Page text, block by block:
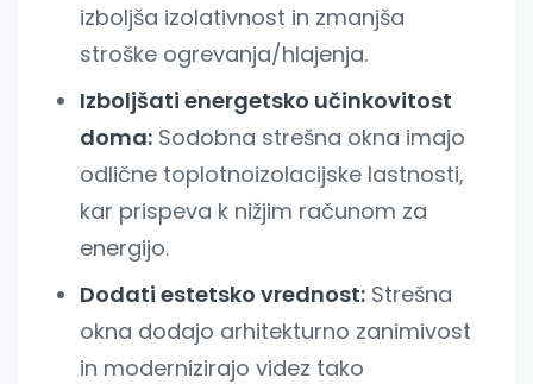
izboljša izolativnost in zmanjša
stroške ogrevanja/hlajenja.
Izboljšati energetsko učinkovitost
doma: Sodobna strešna okna imajo
odlične toplotnoizolacijske lastnosti,
kar prispeva k nižjim računom za
energijo.
Dodati estetsko vrednost: Strešna
okna dodajo arhitekturno zanimivost
in modernizirajo videz tako